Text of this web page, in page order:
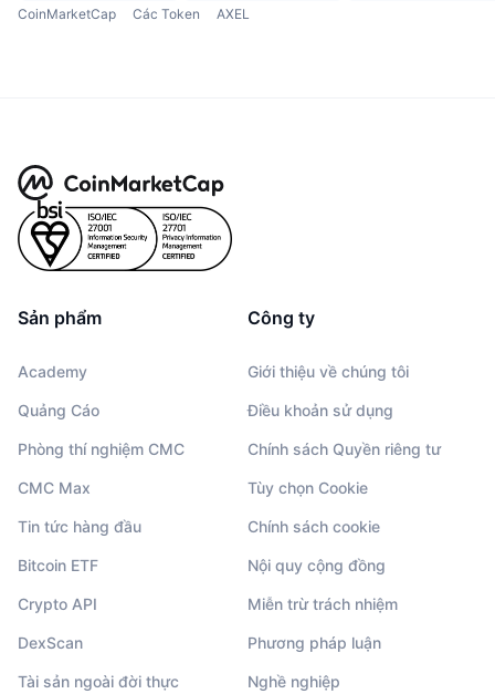
CoinMarketCap Các Token AXEL
Sản phẩm
Academy
Quảng Cáo
Phòng thí nghiệm CMC
CMC Max
Tin tức hàng đầu
Bitcoin ETF
Crypto API
DexScan
Tài sản ngoài đời thực
Công ty
Giới thiệu về chúng tôi
Điều khoản sử dụng
Chính sách Quyền riêng tư
Tùy chọn Cookie
Chính sách cookie
Nội quy cộng đồng
Miễn trừ trách nhiệm
Phương pháp luận
Nghề nghiệp